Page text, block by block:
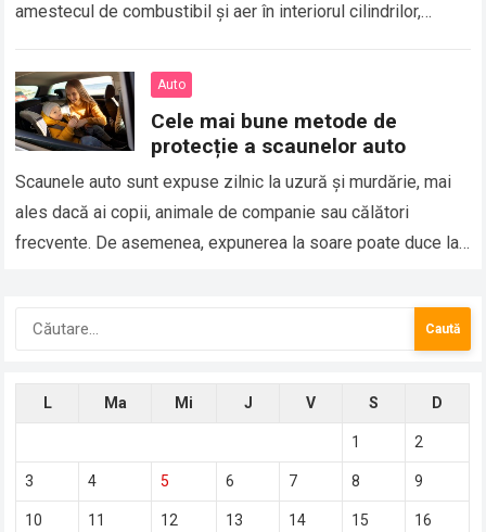
amestecul de combustibil și aer în interiorul cilindrilor,
Auto
Cele mai bune metode de
protecție a scaunelor auto
Scaunele auto sunt expuse zilnic la uzură și murdărie, mai
ales dacă ai copii, animale de companie sau călători
frecvente. De asemenea, expunerea la soare poate duce la
Caută
după:
L Ma Mi J V S D
1 2
3 4 5 6 7 8 9
10 11 12 13 14 15 16